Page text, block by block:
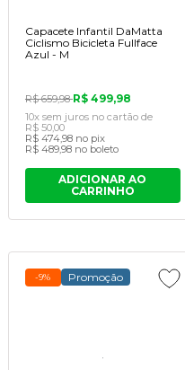
Capacete Infantil DaMatta
Ciclismo Bicicleta Fullface
Azul - M
R$ 659,98R$ 499,98
10x sem juros no cartãode
R$ 50,00
R$ 474,98 no pix
R$ 489,98 no boleto
ADICIONAR AO
CARRINHO
-9% Promoção